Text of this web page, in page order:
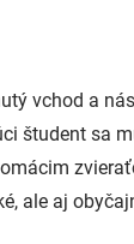
vchod a
študent sa
ale aj